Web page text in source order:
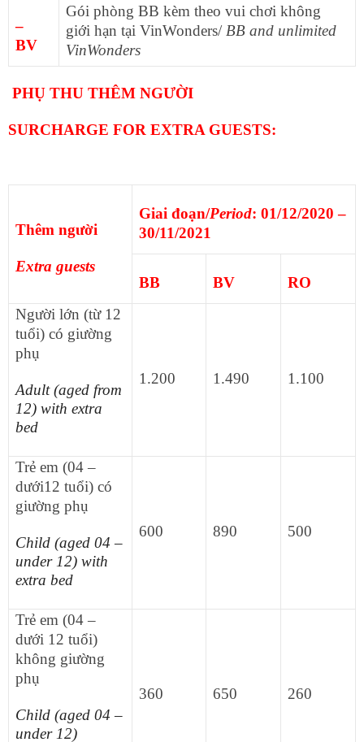
–
BV
Gói phòng BB kèm theo vui chơi không
giới hạn tại VinWonders/ BB and unlimited
VinWonders
PHỤ THU THÊM NGƯỜI
SURCHARGE FOR EXTRA GUESTS:
Thêm người
Extra guests
Giai đoạn/Period: 01/12/2020 –
30/11/2021
BB BV
RO
Người lớn (từ 12
tuổi) có giường
phụ
Adult (aged from
12) with extra
bed
1.200 1.490 1.100
Trẻ em (04 –
dưới12 tuổi) có
giường phụ
Child (aged 04 –
under 12) with
extra bed
600 890 500
Trẻ em (04 –
dưới 12 tuổi)
không giường
phụ
Child (aged 04 –
under 12)
360 650 260